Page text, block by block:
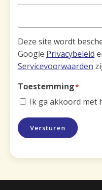
Deze site wordt
Google Privacybeleid
Servicevoorwaarden
Toestemming*
Ik ga akkoord met
Versturen